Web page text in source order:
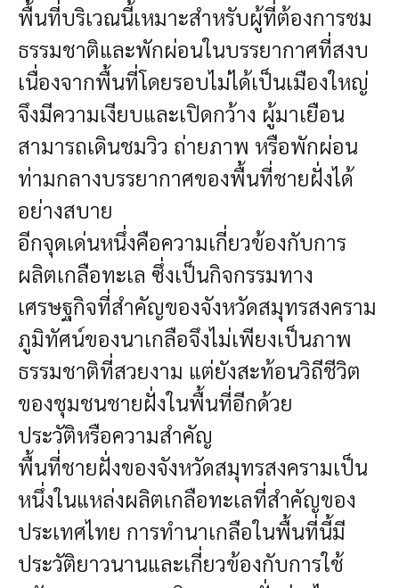
พื้นที่บริเวณนี้เหมาะสำหรับผู้ที่ต้องการชม
ธรรมชาติและพักผ่อนในบรรยากาศที่สงบ
เนื่องจากพื้นที่โดยรอบไม่ได้เป็นเมืองใหญ่
จึงมีความเงียบและเปิดกว้าง ผู้มาเยือน
สามารถเดินชมวิว ถ่ายภาพ หรือพักผ่อน
ท่ามกลางบรรยากาศของพื้นที่ชายฝั่งได้
อย่างสบาย
อีกจุดเด่นหนึ่งคือความเกี่ยวข้องกับการ
ผลิตเกลือทะเล ซึ่งเป็นกิจกรรมทาง
เศรษฐกิจที่สำคัญของจังหวัดสมุทรสงคราม
ภูมิทัศน์ของนาเกลือจึงไม่เพียงเป็นภาพ
ธรรมชาติที่สวยงาม แต่ยังสะท้อนวิถีชีวิต
ของชุมชนชายฝั่งในพื้นที่อีกด้วย
ประวัติหรือความสำคัญ
พื้นที่ชายฝั่งของจังหวัดสมุทรสงครามเป็น
หนึ่งในแหล่งผลิตเกลือทะเลที่สำคัญของ
ประเทศไทย การทำนาเกลือในพื้นที่นี้มี
ประวัติยาวนานและเกี่ยวข้องกับการใช้